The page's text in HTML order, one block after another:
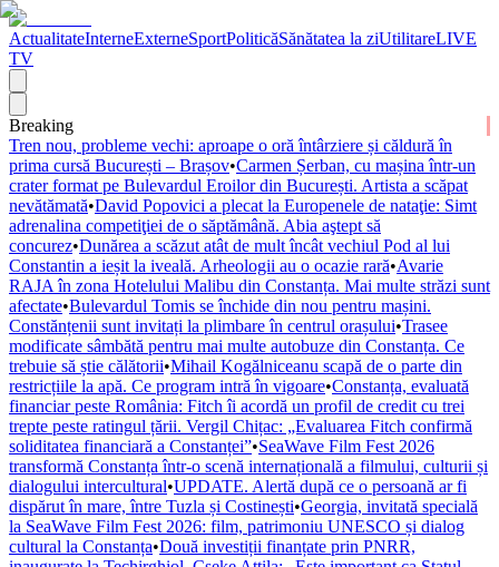
ActualitateInterneExterneSportPoliticăSănătatea la ziUtilitareLIVE
TV
Breaking
Tren nou, probleme vechi: aproape o oră întârziere și căldură în
prima cursă București – Brașov•Carmen Șerban, cu mașina într-un
crater format pe Bulevardul Eroilor din București. Artista a scăpat
nevătămată•David Popovici a plecat la Europenele de nataţie: Simt
adrenalina competiţiei de o săptămână. Abia aştept să
concurez•Dunărea a scăzut atât de mult încât vechiul Pod al lui
Constantin a ieșit la iveală. Arheologii au o ocazie rară•Avarie
RAJA în zona Hotelului Malibu din Constanța. Mai multe străzi sunt
afectate•Bulevardul Tomis se închide din nou pentru mașini.
Constănțenii sunt invitați la plimbare în centrul orașului•Trasee
modificate sâmbătă pentru mai multe autobuze din Constanța. Ce
trebuie să știe călătorii•Mihail Kogălniceanu scapă de o parte din
restricțiile la apă. Ce program intră în vigoare•Constanța, evaluată
financiar peste România: Fitch îi acordă un profil de credit cu trei
trepte peste ratingul țării. Vergil Chițac: „Evaluarea Fitch confirmă
soliditatea financiară a Constanței”•SeaWave Film Fest 2026
transformă Constanța într-o scenă internațională a filmului, culturii și
dialogului intercultural•UPDATE. Alertă după ce o persoană ar fi
dispărut în mare, între Tuzla și Costinești•Georgia, invitată specială
la SeaWave Film Fest 2026: film, patrimoniu UNESCO și dialog
cultural la Constanța•Două investiții finanțate prin PNRR,